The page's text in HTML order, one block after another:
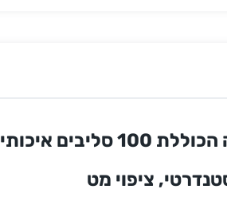
מבית דרגון שילד להגנה מקסימלית על הקלפים
ציפוי מט